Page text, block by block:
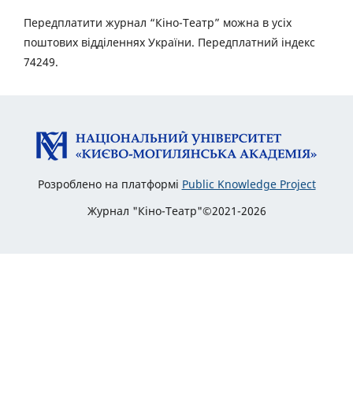
Передплатити журнал “Кіно-Театр” можна в усіх
поштових відділеннях України. Передплатний індекс
74249.
Розроблено на платформі Public Knowledge Project
Журнал "Кіно-Театр"©2021-2026